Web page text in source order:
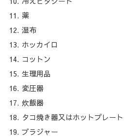
薬
湿布
ホッカイロ
コットン
生理用品
変圧器
炊飯器
タコ焼き器又はホットプレート
ブラジャー